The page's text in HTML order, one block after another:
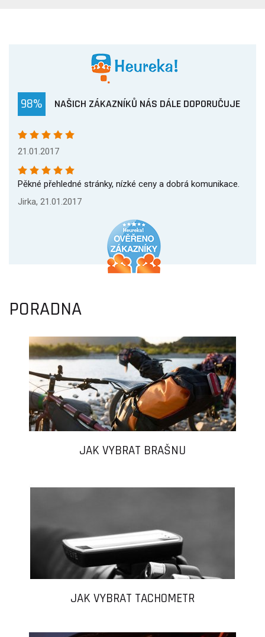
98% NAŠICH ZÁKAZNÍKŮ NÁS DÁLE DOPORUČUJE
21.01.2017
Pěkné přehledné stránky, nízké ceny a dobrá komunikace.
Jirka, 21.01.2017
PORADNA
JAK VYBRAT BRAŠNU
JAK VYBRAT TACHOMETR